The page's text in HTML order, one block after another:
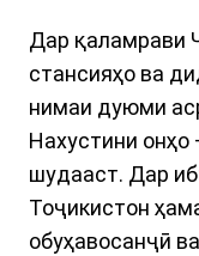
Дар қаламрави
стансияҳо ва
нимаи дуюми
Нахустини
шудааст. Дар
Тоҷикистон
обуҳавосанҷӣ